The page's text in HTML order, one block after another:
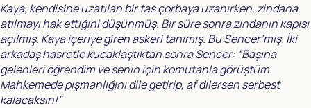
Kaya, kendisine uzatılan bir tas çorbaya uzanırken, zindana
atılmayı hak ettiğini düşünmüş. Bir süre sonra zindanın kapısı
açılmış. Kaya içeriye giren askeri tanımış. Bu Sencer’miş. İki
arkadaş hasretle kucaklaştıktan sonra Sencer: “Başına
gelenleri öğrendim ve senin için komutanla görüştüm.
Mahkemede pişmanlığını dile getirip, af dilersen serbest
kalacaksın!”